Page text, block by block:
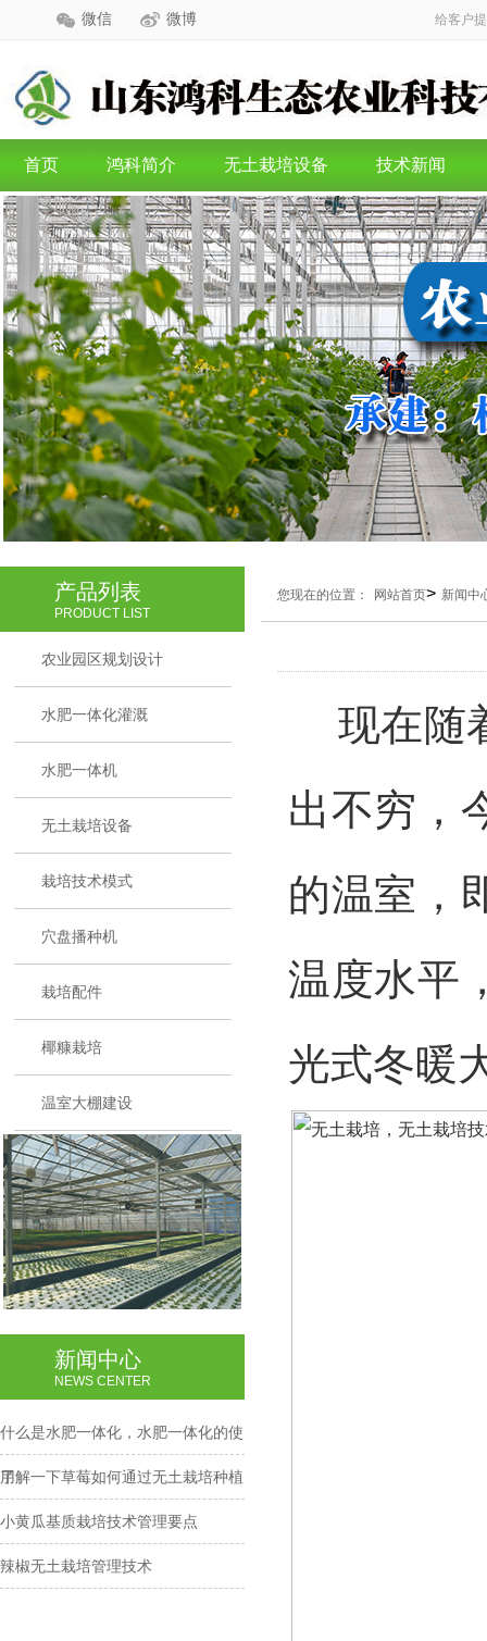
微信 微博 给客户
首页 鸿科简介 无土栽培设备 技术新闻
产品列表
PRODUCT LIST
农业园区规划设计
水肥一体化灌溉
水肥一体机
无土栽培设备
栽培技术模式
穴盘播种机
栽培配件
椰糠栽培
温室大棚建设
新闻中心
NEWS CENTER
什么是水肥一体化，水肥一体化的使
用
了解一下草莓如何通过无土栽培种植
小黄瓜基质栽培技术管理要点
辣椒无土栽培管理技术
您现在的位置： 网站首页> 新闻中
现在随
出不穷，
的温室，
温度水平
光式冬暖